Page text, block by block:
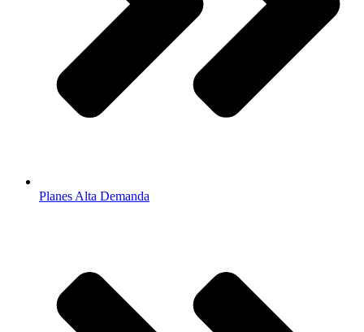
Planes Alta Demanda